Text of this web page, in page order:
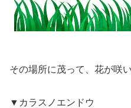
その場所に茂って、花が咲
▼カラスノエンドウ